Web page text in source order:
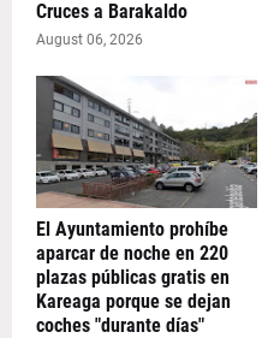
Cruces a Barakaldo
August 06, 2026
El Ayuntamiento prohíbe
aparcar de noche en 220
plazas públicas gratis en
Kareaga porque se dejan
coches "durante días"